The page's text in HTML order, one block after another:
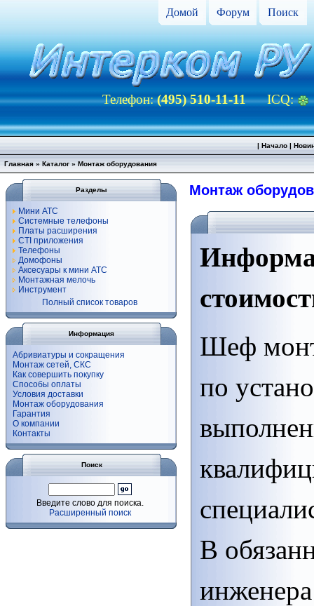
Домой Форум Поиск
Телефон:(495) 510-11-11ICQ:
| Начало|
Главная » Каталог » Монтаж оборудования
Разделы
Мини АТС
Системные телефоны
Платы расширения
CTI приложения
Телефоны
Домофоны
Аксесуары к мини АТС
Монтажная мелочь
Инструмент
Полный список товаров
Информация
Абривиатуры и сокращения
Монтаж сетей, СКС
Как совершить покупку
Способы оплаты
Условия доставки
Монтаж оборудования
Гарантия
О компании
Контакты
Поиск
Введите слово для поиска.
Расширенный поиск
Монтаж
Шеф
по
В